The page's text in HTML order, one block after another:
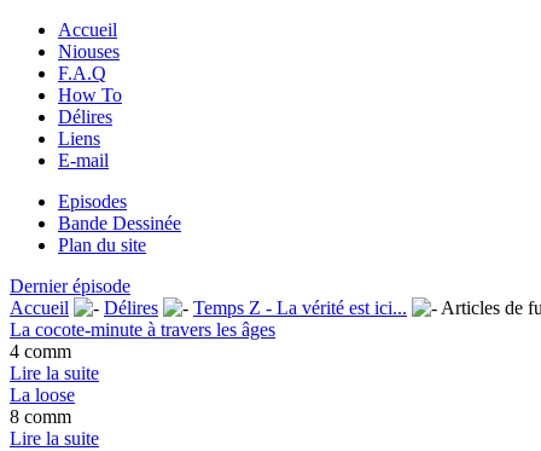
Accueil
Niouses
F.A.Q
How To
Délires
Liens
E-mail
Episodes
Bande Dessinée
Plan du site
Dernier épisode
Accueil
Délires Temps Z - La vérité est ici...
Articles de
La cocote-minute à travers les âges
4 comm
Lire la suite
La loose
8 comm
Lire la suite